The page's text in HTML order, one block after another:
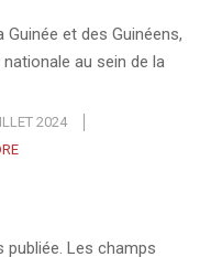
et des Guinéens,
nationale au sein de la
2024
publiée. Les champs